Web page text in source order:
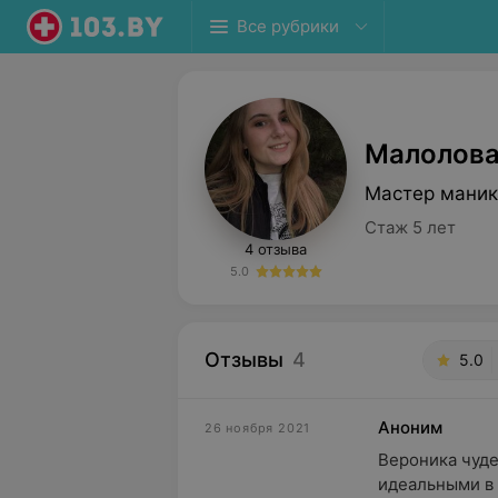
Все рубрики
4 отзыва
5.0
Мастер
Стаж 5 лет
Отзывы 4 5.0
26 ноября 2021
Аноним
Вероника
идеальными